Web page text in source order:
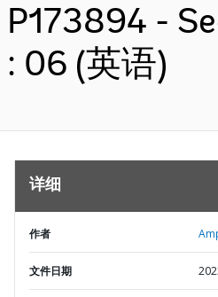
P173894 -
: 06 (英语)
详细
作者
文件日期